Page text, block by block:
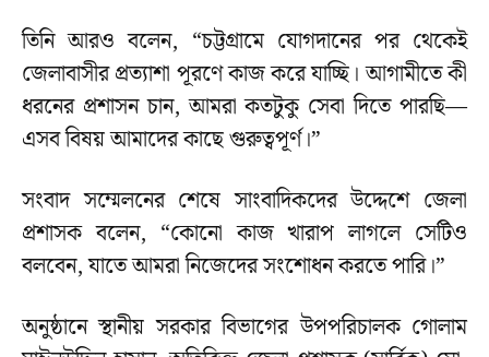
তিনি আরও বলেন, “চট্টগ্রামে যোগদানের পর থেকেই
জেলাবাসীর প্রত্যাশা পূরণে কাজ করে যাচ্ছি। আগামীতে কী
ধরনের প্রশাসন চান, আমরা কতটুকু সেবা দিতে পারছি—
এসব বিষয় আমাদের কাছে গুরুত্বপূর্ণ।”
সংবাদ সম্মেলনের শেষে সাংবাদিকদের উদ্দেশে জেলা
প্রশাসক বলেন, “কোনো কাজ খারাপ লাগলে সেটিও
বলবেন, যাতে আমরা নিজেদের সংশোধন করতে পারি।”
অনুষ্ঠানে স্থানীয় সরকার বিভাগের উপপরিচালক গোলাম